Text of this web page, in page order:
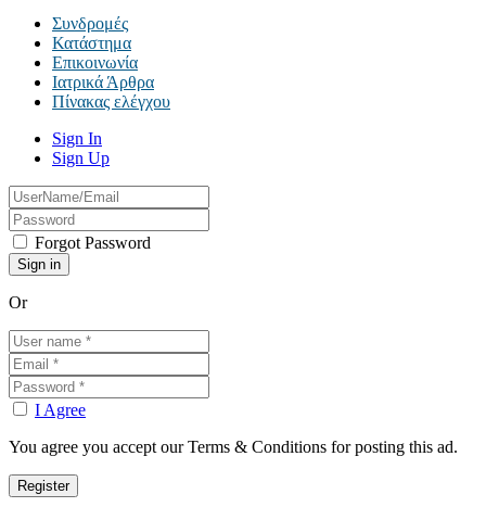
Συνδρομές
Κατάστημα
Επικοινωνία
Ιατρικά Άρθρα
Πίνακας ελέγχου
Sign In
Sign Up
Forgot Password
Or
I Agree
You agree you accept our Terms & Conditions for posting this ad.